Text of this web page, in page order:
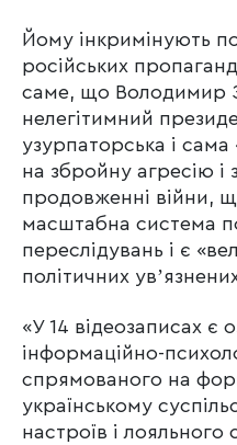
Йому інкримінують
російських
саме, що Володимир
нелегітимний
узурпаторська і
на збройну агресію і
продовженні війни,
масштабна система
переслідувань і є
політичних
«У 14 відеозаписах є
інформаційно-
спрямованого на
українському
настроїв і лояльного